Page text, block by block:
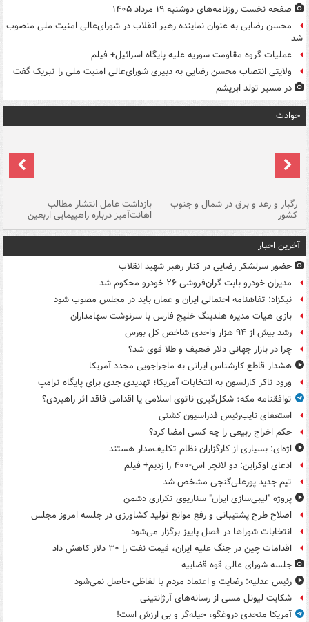
صفحه نخست روزنامه‌های دوشنبه ۱۹ مرداد ۱۴۰۵
محسن رضایی به عنوان نماینده رهبر انقلاب در شورای‌عالی امنیت ملی منصوب
شد
عملیات گروه مقاومت سوریه علیه پایگاه اسرائیل+ فیلم
ولایتی انتصاب محسن رضایی به دبیری شورای‌عالی امنیت ملی را تبریک گفت
در مسیر تولد ابریشم
حوادث
رگبار و رعد و برق در شمال و جنوب
کشور
بازداشت عامل انتشار مطالب
اهانت‌آمیز درباره راهپیمایی اربعین
آخرین اخبار
حضور سرلشکر رضایی در کنار رهبر شهید انقلاب
مدیران خودرو بابت گران‌فروشی ۲۶ خودرو محکوم شد
نیکزاد: تفاهنامه احتمالی ایران و عمان باید در مجلس مصوب شود
بازی هیات مدیره هلدینگ خلیج فارس با سرنوشت سهامداران
رشد بیش از ۹۴ هزار واحدی شاخص کل بورس
چرا در بازار جهانی دلار ضعیف و طلا قوی شد؟
هشدار قاطع کارشناس ایرانی به ماجراجویی مجدد آمریکا
ورود تاکر کارلسون به انتخابات آمریکا؛ تهدیدی جدی برای پایگاه ترامپ
توافقنامه مکه؛ شکل‌گیری ناتوی اسلامی یا اقدامی فاقد اثر راهبردی؟
استعفای نایب‌رئیس فدراسیون کشتی
حکم اخراج ربیعی را چه کسی امضا کرد؟
اژه‌ای: بسیاری از کارگزاران نظام تکلیف‌مدار هستند
ادعای اوکراین: دو لانچر اس-۴۰۰ را زدیم+ فیلم
تیم جدید پورعلی‌گنجی مشخص شد
پروژه "لیبی‌سازی ایران" سناریوی تکراری دشمن
اصلاح طرح پشتیبانی و رفع موانع تولید کشاورزی در جلسه امروز مجلس
انتخابات شوراها در فصل پاییز برگزار می‌شود
اقدامات چین در جنگ علیه ایران، قیمت نفت را ۳۰ دلار کاهش داد
جلسه شورای عالی قوه قضاییه
رئیس عدلیه: رضایت و اعتماد مردم با لفاظی حاصل نمی‌شود
شکایت لیونل مسی از رسانه‌های آرژانتینی
آمریکا متحدی دروغگو، حیله‌گر و بی ارزش است!